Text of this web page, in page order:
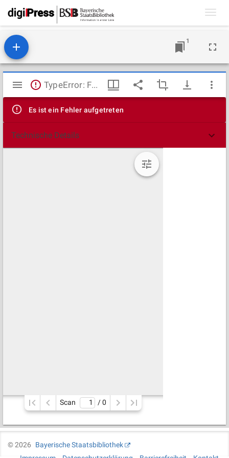
1
Mirador
Viewer
TypeError: Failed to fetch
Es ist ein Fehler aufgetreten
Technische Details
Scan / 0
©2026
Bayerische Staatsbibliothek